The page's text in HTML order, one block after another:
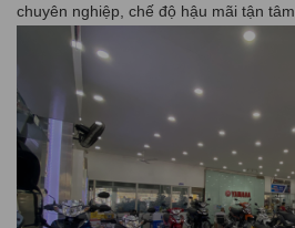
chuyên nghiệp, chế độ hậu mãi tận tâm.